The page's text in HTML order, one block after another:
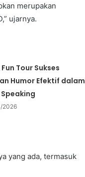
merupakan
ujarnya.
Tour Sukses
Humor Efektif dalam
2026
yang ada, termasuk